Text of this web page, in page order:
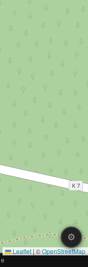
Leaflet|©OpenStreetMap
⚙